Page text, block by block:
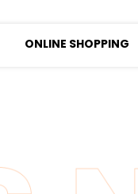
ONLINE SHOPPING